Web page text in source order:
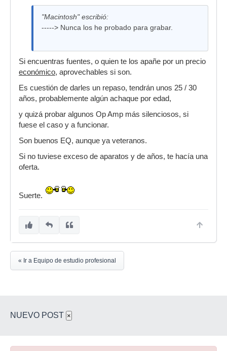
"Macintosh" escribió:
-----> Nunca los he probado para grabar.
Si encuentras fuentes, o quien te los apañe por un precio
económico, aprovechables si son.
Es cuestión de darles un repaso, tendrán unos 25 / 30
años, probablemente algún achaque por edad,
y quizá probar algunos Op Amp más silenciosos, si
fuese el caso y a funcionar.
Son buenos EQ, aunque ya veteranos.
Si no tuviese exceso de aparatos y de años, te hacía una
oferta.
Suerte.
« Ir a Equipo de estudio profesional
NUEVO POST ×